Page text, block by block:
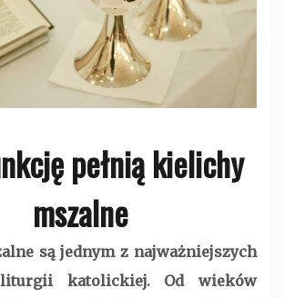
pełnią kielichy
mszalne
są jednym z najważniejszych
liturgii katolickiej. Od wieków